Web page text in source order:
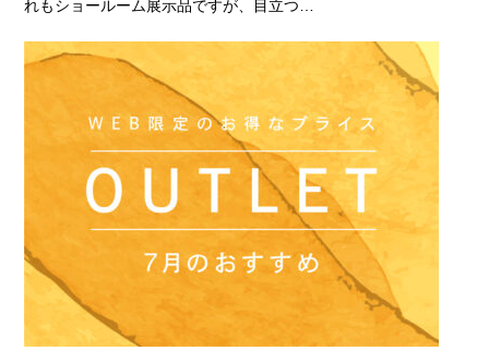
れもショールーム展示品ですが、目立つ…